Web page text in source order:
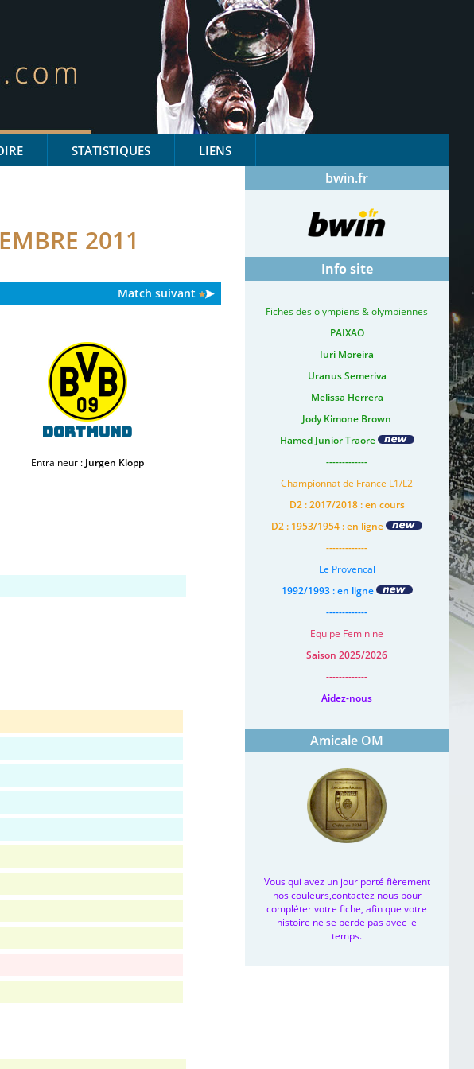
STATISTIQUES LIENS
2011
Match suivant
Dortmund
Entraineur : Jurgen Klopp
bwin.fr
Info site
Fiches des olympiens & olympiennes
PAIXAO
Iuri Moreira
Uranus Semeriva
Melissa Herrera
Jody Kimone Brown
Hamed Junior Traore
-------------
Championnat de France L1/L2
D2 : 2017/2018 : en cours
D2 : 1953/1954 : en ligne
-------------
Le Provencal
1992/1993 : en ligne
-------------
Equipe Feminine
Saison 2025/2026
-------------
Aidez-nous
Amicale OM
Vous qui avez un jour porté fièrement
nos couleurs,contactez nous pour
compléter votre fiche, afin que votre
histoire ne se perde pas avec le
temps.